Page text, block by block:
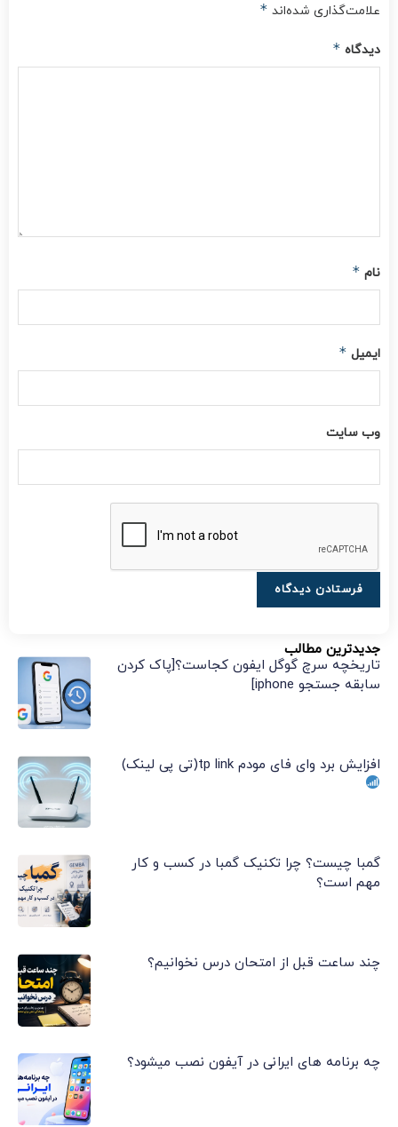
علامت‌گذاری شده‌اند *
دیدگاه *
نام *
ایمیل *
وب‌ سایت
جدیدترین مطالب
تاریخچه سرچ گوگل ایفون کجاست؟[پاک کردن
سابقه جستجو iphone]
افزایش برد وای فای مودم tp link(تی پی لینک)
گمبا چیست؟ چرا تکنیک گمبا در کسب و کار
مهم است؟
چند ساعت قبل از امتحان درس نخوانیم؟
چه برنامه های ایرانی در آیفون نصب میشود؟